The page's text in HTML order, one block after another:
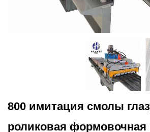
800 имитация смолы
роликовая